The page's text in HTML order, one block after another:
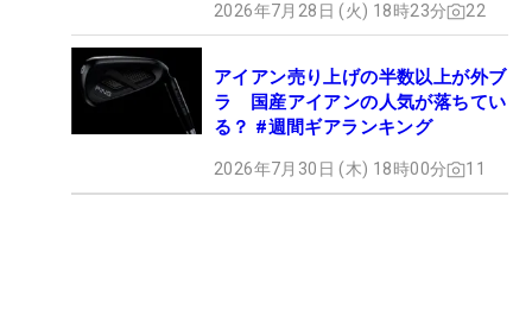
2026年7月28日 (火) 18時23分 22
アイアン売り上げの半数以上が外ブ
ラ 国産アイアンの人気が落ちてい
る？ #週間ギアランキング
2026年7月30日 (木) 18時00分 11